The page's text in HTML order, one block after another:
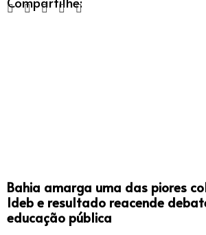
Bahia amarga uma das piores
Ideb e resultado reacende
educação pública